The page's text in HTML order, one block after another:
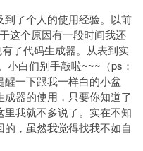
了个人的使用经验。以前
这个原因有一段时间我还
了代码生成器。从表到实
小白们别手敲啦~~~（ps：
一下跟我一样白的小盆
器的使用，只要你知道了
我就不多说了。实在不知
，虽然我觉得找我不如自